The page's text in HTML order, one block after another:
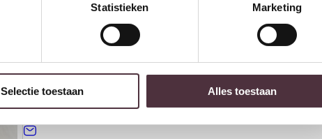
Statistieken Marketing
Selectie toestaan Alles toestaan
3762 EC Soest